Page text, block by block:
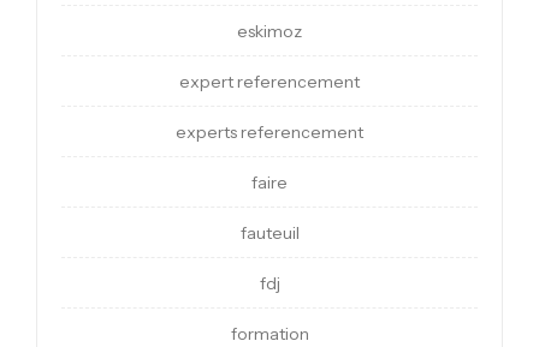
eskimoz
expert referencement
experts referencement
faire
fauteuil
fdj
formation